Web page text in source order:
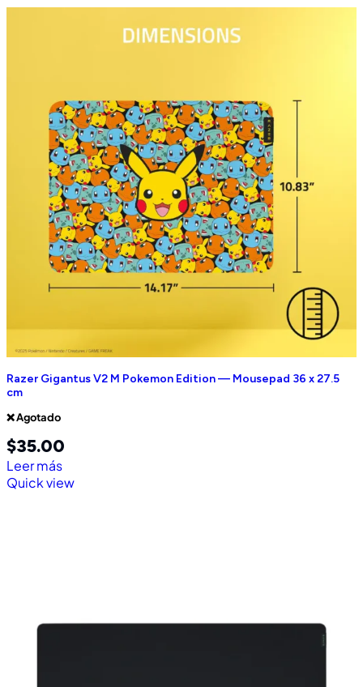
Razer Gigantus V2 M Pokemon Edition — Mousepad 36 x 27.5
cm
❌ Agotado
$35.00
Leer más
Quick view